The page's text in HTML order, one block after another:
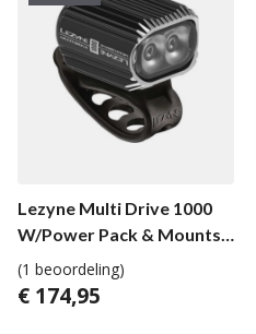
Lezyne Multi Drive 1000
W/Power Pack & Mounts
Black
(1 beoordeling)
€ 174,95